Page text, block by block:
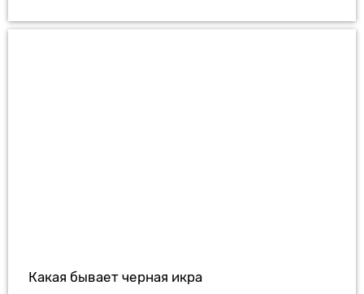
Какая бывает черная икра